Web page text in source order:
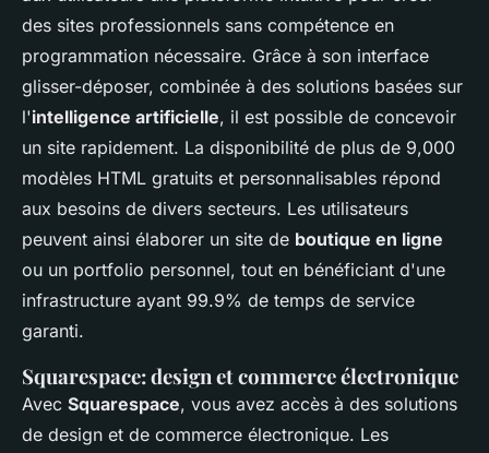
des sites professionnels sans compétence en
programmation nécessaire. Grâce à son interface
glisser-déposer, combinée à des solutions basées sur
l'intelligence artificielle, il est possible de concevoir
un site rapidement. La disponibilité de plus de 9,000
modèles HTML gratuits et personnalisables répond
aux besoins de divers secteurs. Les utilisateurs
peuvent ainsi élaborer un site de boutique en ligne
ou un portfolio personnel, tout en bénéficiant d'une
infrastructure ayant 99.9% de temps de service
garanti.
Squarespace: design et commerce électronique
Avec Squarespace, vous avez accès à des solutions
de design et de commerce électronique. Les